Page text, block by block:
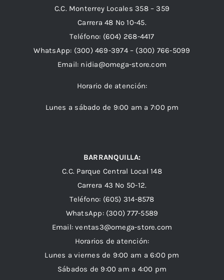
C.C. Monterrey Locales 358 – 359
Carrera 48 Nº 10-45.
Teléfono: (604) 268-4417
WhatsApp: (300) 469-3974 – (300) 766-5099
Email: nidia@omega-store.com
Horario de atención:
Lunes a sábado de 9:00 am a 7:00 pm
BARRANQUILLA:
C.C. Parque Central Local 148
Carrera 43 Nº 50-12.
Teléfono: (605) 314-8578
WhatsApp: (300) 777-5589
Email: ventas3@omega-store.com
Horarios de atención:
Lunes a viernes de 9:00 am a 6:00 pm
Sábados de 9:00 am a 4:00 pm